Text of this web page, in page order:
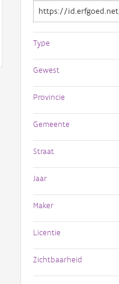
Type
Gewest
Provincie
Gemeente
Straat
Jaar
Maker
Licentie
Zichtbaarheid